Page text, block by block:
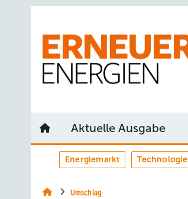
Aktuelle Ausgabe
Energiemarkt Technologie
Umschlag